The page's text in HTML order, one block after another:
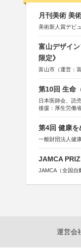
月刊美術 美
美術新人賞デビ
富山デザイ
限定》
富山市（運営：
第10回 生命
日本医師会、読
後援：厚生労働
第4回 健康
一般財団法人健
JAMCA
JAMCA（全国自
運営会